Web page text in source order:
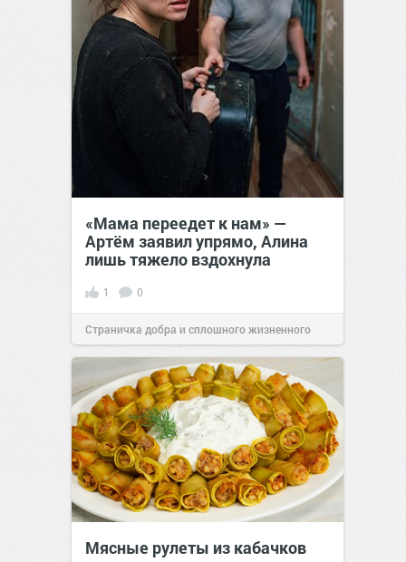
«Мама переедет к нам» —
Артём заявил упрямо, Алина
лишь тяжело вздохнула
1 0
Страничка добра и сплошного жизненного
позитива!00:28Вчера
Мясные рулеты из кабачков